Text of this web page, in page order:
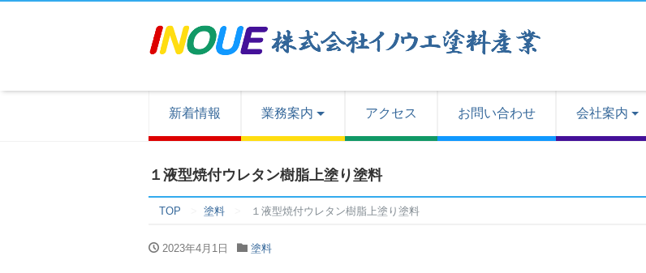
新着情報 業務案内 アクセス お問い合わせ 会社案内
１液型焼付ウレタン樹脂上塗り塗料
TOP 塗料 １液型焼付ウレタン樹脂上塗り塗料
2023年4月1日 塗料